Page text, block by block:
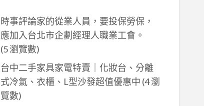
時事評論家的從業人員，要投保勞保，
應加入台北市企劃經理人職業工會。
(5 瀏覽數)
台中二手家具家電特賣｜化妝台、分離
式冷氣、衣櫃、L型沙發超值優惠中 (4 瀏
覽數)